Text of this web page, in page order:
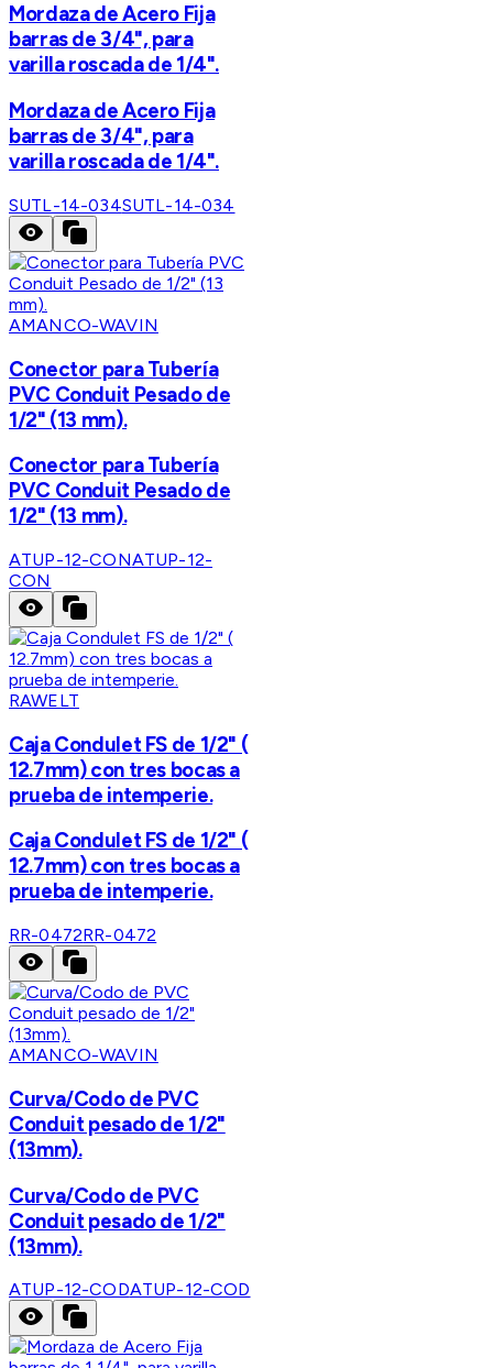
Mordaza de Acero Fija
barras de 3/4", para
varilla roscada de 1/4".
Mordaza de Acero Fija
barras de 3/4", para
varilla roscada de 1/4".
SUTL-14-034SUTL-14-034
AMANCO-WAVIN
Conector para Tubería
PVC Conduit Pesado de
1/2" (13 mm).
Conector para Tubería
PVC Conduit Pesado de
1/2" (13 mm).
ATUP-12-CONATUP-12-
CON
RAWELT
Caja Condulet FS de 1/2" (
12.7mm) con tres bocas a
prueba de intemperie.
Caja Condulet FS de 1/2" (
12.7mm) con tres bocas a
prueba de intemperie.
RR-0472RR-0472
AMANCO-WAVIN
Curva/Codo de PVC
Conduit pesado de 1/2"
(13mm).
Curva/Codo de PVC
Conduit pesado de 1/2"
(13mm).
ATUP-12-CODATUP-12-COD